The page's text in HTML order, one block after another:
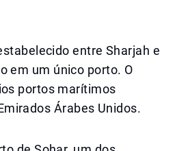
entre Sharjah e
em um único porto. O
portos marítimos
Árabes Unidos.